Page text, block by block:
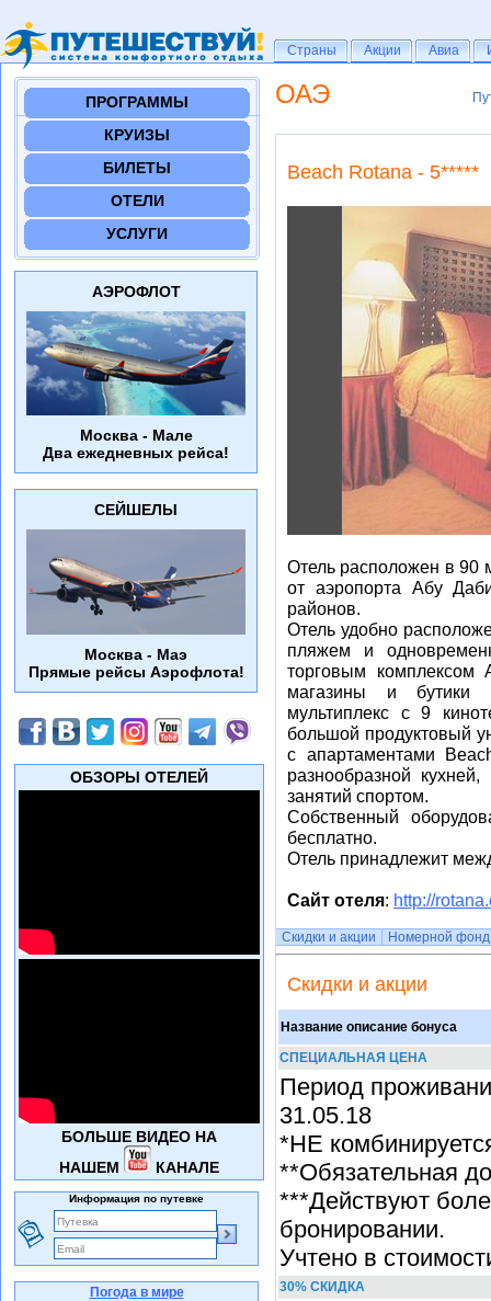
ОАЭ
Beach Rotana - 5*****
Отель расположен в 90
от аэропорта Абу
районов.
Отель удобно
пляжем и
торговым комплексом
магазины и бутики
мультиплекс с 9
большой продуктовый
с апартаментами
разнообразной
занятий спортом.
Собственный
бесплатно.
Отель принадлежит
Сайт отеля: http://
Скидки и акции Номерной фонд
Скидки и акции
Название описание бонуса
СПЕЦИАЛЬНАЯ ЦЕНА
Период
31.05.18
*НЕ
**Обязательная
***Действуют
бронировании.
Учтено в
30% СКИДКА
ПРОГРАММЫ
КРУИЗЫ
БИЛЕТЫ
ОТЕЛИ
УСЛУГИ
АЭРОФЛОТ
Москва - Мале
Два ежедневных рейса!
СЕЙШЕЛЫ
Москва - Маэ
Прямые рейсы Аэрофлота!
ОБЗОРЫ ОТЕЛЕЙ
БОЛЬШЕ ВИДЕО НА
НАШЕМ
КАНАЛЕ
Информация по путевке
Погода в мире
Страны
Страны Акции
Акции Авиа
Авиа